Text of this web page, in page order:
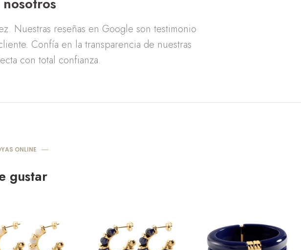
Nuestras reseñas en Google son testimonio
Confía en la transparencia de nuestras
con total confianza.
ONLINE
gustar